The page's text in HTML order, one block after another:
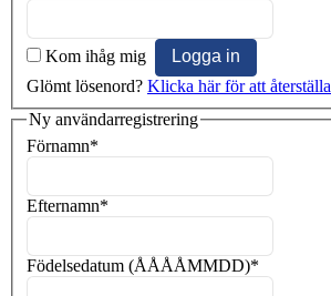
Kom ihåg mig
Glömt lösenord? Klicka här för att återställa
Ny användarregistrering
Förnamn*
Efternamn*
Födelsedatum (ÅÅÅÅMMDD)*